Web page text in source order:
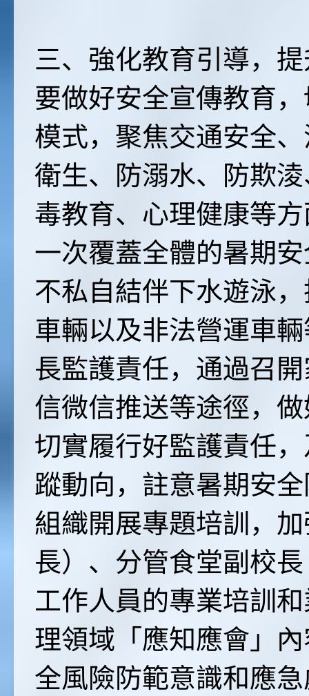
三、強化教育引導，
要做好安全宣傳教育
模式，聚焦交通安全
衛生、防溺水、防欺
毒教育、心理健康等
一次覆蓋全體的暑期
不私自結伴下水遊泳
車輛以及非法營運車
長監護責任，通過召
信微信推送等途徑，
切實履行好監護責任
蹤動向，註意暑期安
組織開展專題培訓，
長）、分管食堂副校
工作人員的專業培訓
理領域「應知應會」
全風險防範意識和應